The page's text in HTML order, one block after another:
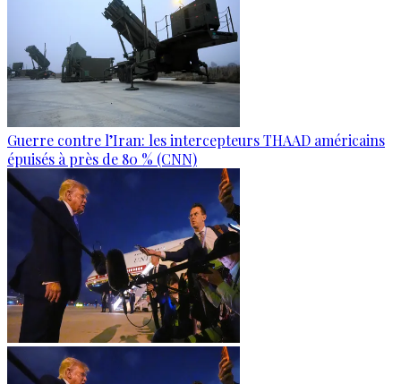
Guerre contre l’Iran: les intercepteurs THAAD américains
épuisés à près de 80 % (CNN)